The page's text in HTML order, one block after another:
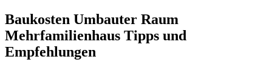
Baukosten Umbauter Raum
Mehrfamilienhaus Tipps und
Empfehlungen